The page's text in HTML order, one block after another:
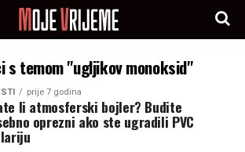
s temom "ugljikov monoksid"
prije 7 godina
li atmosferski bojler? Budite
oprezni ako ste ugradili PVC